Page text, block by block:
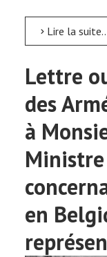
Lire la
Lettre
des
à
en